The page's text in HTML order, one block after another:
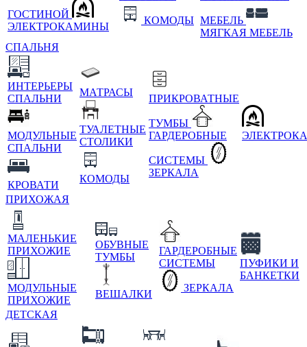
ГОСТИНОЙ
ЭЛЕКТРОКАМИНЫ
КОМОДЫ МЕБЕЛЬ
МЯГКАЯ МЕБЕЛЬ
СПАЛЬНЯ
ИНТЕРЬЕРЫ
СПАЛЬНИ
МОДУЛЬНЫЕ
СПАЛЬНИ
КРОВАТИ
МАТРАСЫ
ТУАЛЕТНЫЕ
СТОЛИКИ
КОМОДЫ
ПРИКРОВАТНЫЕ
ТУМБЫ
ГАРДЕРОБНЫЕ
СИСТЕМЫ
ЗЕРКАЛА
ПРИХОЖАЯ
МАЛЕНЬКИЕ
ПРИХОЖИЕ
МОДУЛЬНЫЕ
ПРИХОЖИЕ
ОБУВНЫЕ
ТУМБЫ
ВЕШАЛКИ
ГАРДЕРОБНЫЕ
СИСТЕМЫ
ЗЕРКАЛА
ПУФИКИ И
БАНКЕТКИ
ДЕТСКАЯ